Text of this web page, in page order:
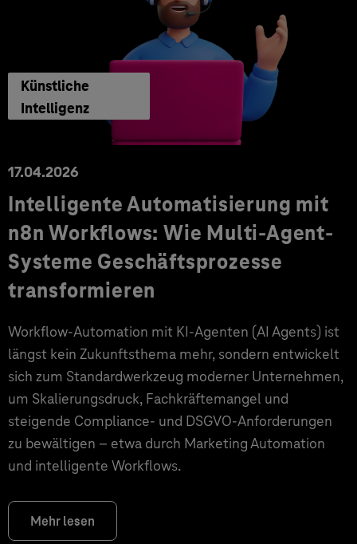
Künstliche
Intelligenz
17.04.2026
Intelligente Automatisierung mit
n8n Workflows: Wie Multi-Agent-
Systeme Geschäftsprozesse
transformieren
Workflow-Automation mit KI-Agenten (AI Agents) ist
längst kein Zukunftsthema mehr, sondern entwickelt
sich zum Standardwerkzeug moderner Unternehmen,
um Skalierungsdruck, Fachkräftemangel und
steigende Compliance- und DSGVO-Anforderungen
zu bewältigen – etwa durch Marketing Automation
und intelligente Workflows.
Mehr lesen